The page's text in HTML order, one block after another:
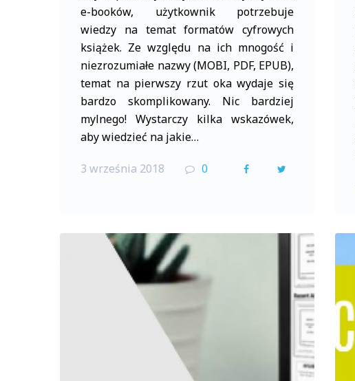
e-booków, użytkownik potrzebuje
wiedzy na temat formatów cyfrowych
książek. Ze względu na ich mnogość i
niezrozumiałe nazwy (MOBI, PDF, EPUB),
temat na pierwszy rzut oka wydaje się
bardzo skomplikowany. Nic bardziej
mylnego! Wystarczy kilka wskazówek,
aby wiedzieć na jakie…
3 września 2018 0
F